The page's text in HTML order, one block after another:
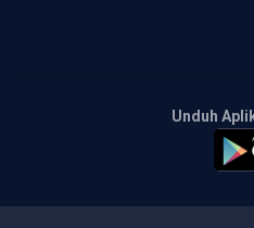
Unduh